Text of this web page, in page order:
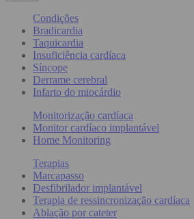
Condições
Bradicardia
Taquicardia
Insuficiência cardíaca
Síncope
Derrame cerebral
Infarto do miocárdio
Monitorização cardíaca
Monitor cardíaco implantável
Home Monitoring
Terapias
Marcapasso
Desfibrilador implantável
Terapia de ressincronização cardíaca
Ablação por cateter